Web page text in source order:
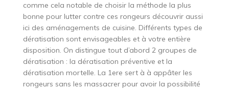
comme cela notable de choisir la méthode la plus
bonne pour lutter contre ces rongeurs découvrir aussi
ici des aménagements de cuisine. Différents types de
dératisation sont envisageables et à votre entière
disposition. On distingue tout d’abord 2 groupes de
dératisation : la dératisation préventive et la
dératisation mortelle. La 1ere sert à à appâter les
rongeurs sans les massacrer pour avoir la possibilité